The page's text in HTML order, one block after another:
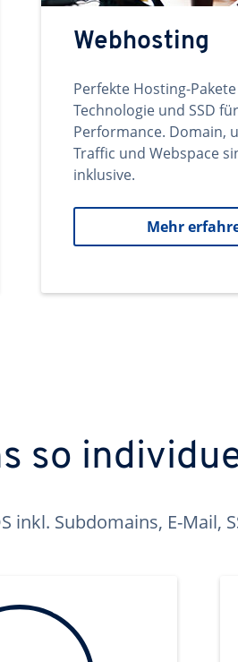
Webhosting
Perfekte Hosting-
Technologie und SSD
Performance. Domain,
Traffic und Webspace
inklusive.
Mehr
so
inkl. Subdomains, E-Mail,